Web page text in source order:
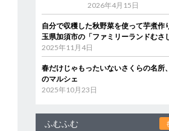
2026年4月15日
自分で収穫した秋野菜を使って芋煮
玉県加須市の「ファミリーランドむさ
2025年11月4日
春だけじゃもったいないさくらの名所
のマルシェ
2025年10月23日
ふむふむ